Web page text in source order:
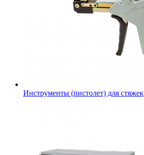
Инструменты (пистолет) для стяжек